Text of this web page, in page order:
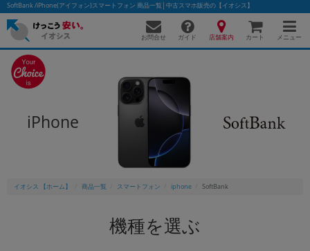
SoftBank /iPhone(アイフォン)スマートフォン 商品一覧│中古スマホ販売の【イオシス】
お問合せ ガイド 店舗案内 カート メニュー
iPhone
イオシス 【ホーム】 商品一覧 スマートフォン iphone SoftBank
機種を選ぶ
かんたんパソコン検索に切り替える
除外ワード